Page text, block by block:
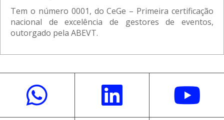
Tem o número 0001, do CeGe – Primeira certificação
nacional de excelência de gestores de eventos,
outorgado pela ABEVT.